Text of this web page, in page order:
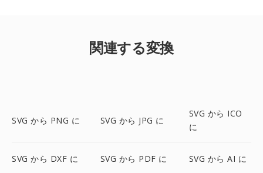
関連する変換
SVG から PNG に SVG から JPG に
SVG から ICO
に
SVG から DXF に SVG から PDF に SVG から AI に